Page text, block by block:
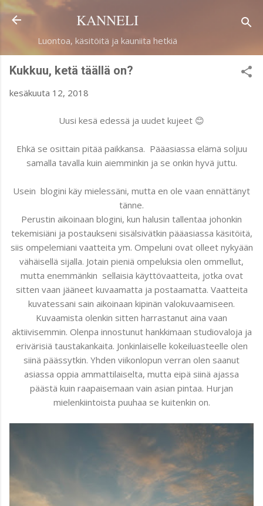
Siirry pääsisältöön
KANNELI
Luontoa, käsitöitä ja kauniita hetkiä
Kukkuu, ketä täällä on?
kesäkuuta 12, 2018
Uusi kesä edessä ja uudet kujeet 😊
Ehkä se osittain pitää paikkansa. Pääasiassa elämä soljuu
samalla tavalla kuin aiemminkin ja se onkin hyvä juttu.
Usein blogini käy mielessäni, mutta en ole vaan ennättänyt
tänne.
Perustin aikoinaan blogini, kun halusin tallentaa johonkin
tekemisiäni ja postaukseni sisälsivätkin pääasiassa käsitöitä,
siis ompelemiani vaatteita ym. Ompeluni ovat olleet nykyään
vähäisellä sijalla. Jotain pieniä ompeluksia olen ommellut,
mutta enemmänkin sellaisia käyttövaatteita, jotka ovat
sitten vaan jääneet kuvaamatta ja postaamatta. Vaatteita
kuvatessani sain aikoinaan kipinän valokuvaamiseen.
Kuvaamista olenkin sitten harrastanut aina vaan
aktiivisemmin. Olenpa innostunut hankkimaan studiovaloja ja
erivärisiä taustakankaita. Jonkinlaiselle kokeiluasteelle olen
siinä päässytkin. Yhden viikonlopun verran olen saanut
asiassa oppia ammattilaiselta, mutta eipä siinä ajassa
päästä kuin raapaisemaan vain asian pintaa. Hurjan
mielenkiintoista puuhaa se kuitenkin on.